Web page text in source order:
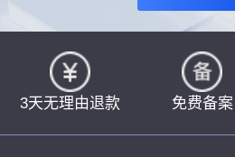
3天无理由退款 免费备案